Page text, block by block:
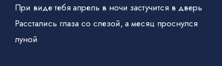
При виде тебя апрель в ночи застучится в дверь
Расстались глаза со слезой, а месяц проснулся
луной